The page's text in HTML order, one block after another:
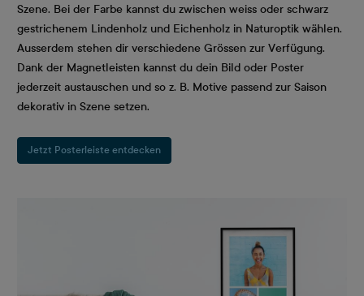
Szene. Bei der Farbe kannst du zwischen weiss oder schwarz
gestrichenem Lindenholz und Eichenholz in Naturoptik wählen.
Ausserdem stehen dir verschiedene Grössen zur Verfügung.
Dank der Magnetleisten kannst du dein Bild oder Poster
jederzeit austauschen und so z. B. Motive passend zur Saison
dekorativ in Szene setzen.
Jetzt Posterleiste entdecken